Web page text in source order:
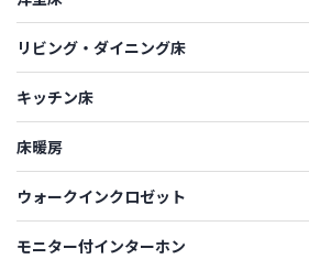
リビング・ダイニング床
キッチン床
床暖房
ウォークインクロゼット
モニター付インターホン